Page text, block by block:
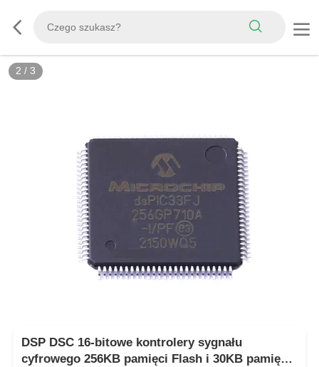
3 / 3
DSP DSC 16-bitowe kontrolery sygnału
cyfrowego 256KB pamięci Flash i 30KB pamięci